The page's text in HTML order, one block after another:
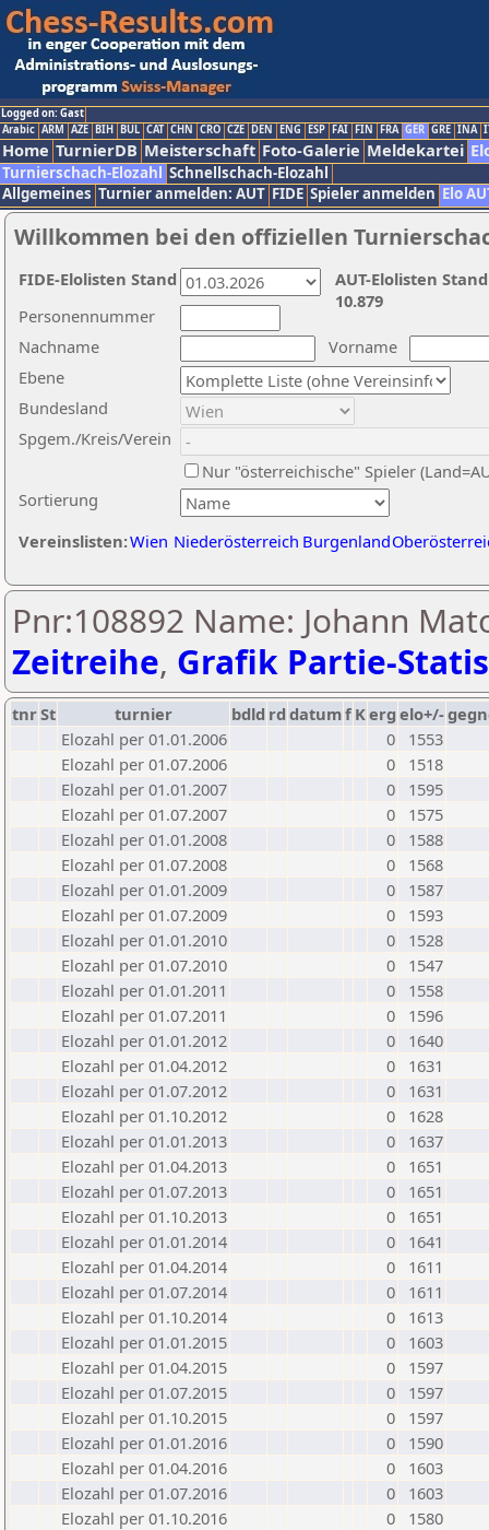
Logged on: Gast
Arabic ARM AZE BIH BUL CAT CHN CRO CZE DEN ENG ESP FAI FIN FRA GER GRE INA
Home TurnierDB Meisterschaft Foto-Galerie Meldekartei
Turnierschach-Elozahl Schnellschach-Elozahl
Allgemeines Turnier anmelden: AUT FIDE Spieler anmelden Elo
Willkommen bei den offiziellen
Nachname
Vorname
Ebene
Sortierung
Personennummer
Bundesland
Spgem./Kreis/Verein
Nur "österreichische" Spieler
Vereinslisten:Wien Niederösterreich Burgenland
AUT-Elolisten
10.879
FIDE-Elolisten Stand
Pnr:108892 Name: Johann
Zeitreihe, Grafik Partie-
tnrSt turnier bdld rd datumf Kerg elo+/-
Elozahl per 01.01.2006
0
1553
Elozahl per 01.07.2006
0
1518
Elozahl per 01.01.2007
0
1595
Elozahl per 01.07.2007
0
1575
Elozahl per 01.01.2008
0
1588
Elozahl per 01.07.2008
0
1568
Elozahl per 01.01.2009
0
1587
Elozahl per 01.07.2009
0
1593
Elozahl per 01.01.2010
0
1528
Elozahl per 01.07.2010
0
1547
Elozahl per 01.01.2011
0
1558
Elozahl per 01.07.2011
0
1596
Elozahl per 01.01.2012
0
1640
Elozahl per 01.04.2012
0
1631
Elozahl per 01.07.2012
0
1631
Elozahl per 01.10.2012
0
1628
Elozahl per 01.01.2013
0
1637
Elozahl per 01.04.2013
0
1651
Elozahl per 01.07.2013
0
1651
Elozahl per 01.10.2013
0
1651
Elozahl per 01.01.2014
0
1641
Elozahl per 01.04.2014
0
1611
Elozahl per 01.07.2014
0
1611
Elozahl per 01.10.2014
0
1613
Elozahl per 01.01.2015
0
1603
Elozahl per 01.04.2015
0
1597
Elozahl per 01.07.2015
0
1597
Elozahl per 01.10.2015
0
1597
Elozahl per 01.01.2016
0
1590
Elozahl per 01.04.2016
0
1603
Elozahl per 01.07.2016
0
1603
Elozahl per 01.10.2016
0
1580